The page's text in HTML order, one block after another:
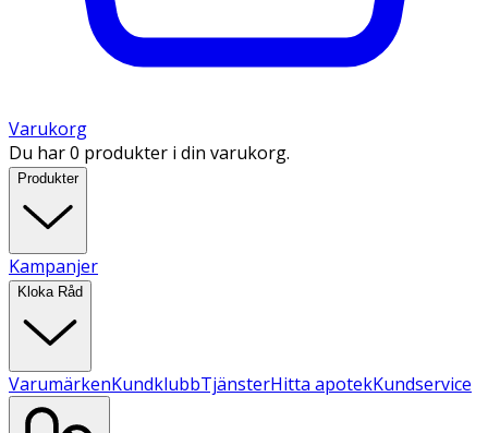
Varukorg
Du har 0 produkter i din varukorg.
Produkter
Kampanjer
Kloka Råd
VarumärkenKundklubbTjänsterHitta apotekKundservice